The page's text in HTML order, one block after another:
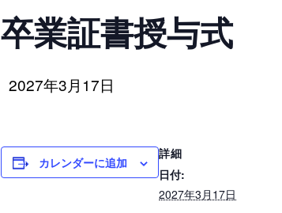
卒業証書授与式
2027年3月17日
カレンダーに追加
詳細
日付:
2027年3月17日